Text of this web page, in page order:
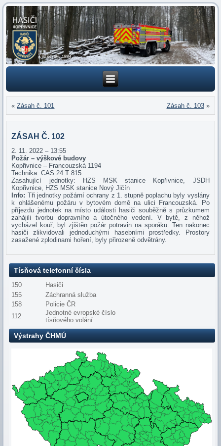
«Zásah č. 101 Zásah č. 103»
ZÁSAH Č. 102
2. 11. 2022 – 13:55
Požár – výškové budovy
Kopřivnice – Francouzská 1194
Technika: CAS 24 T 815
Zasahující jednotky: HZS MSK stanice Kopřivnice, JSDH
Kopřivnice, HZS MSK stanice Nový Jičín
Info: Tři jednotky požární ochrany z 1. stupně poplachu byly vyslány
k ohlášenému požáru v bytovém domě na ulici Francouzská. Po
příjezdu jednotek na místo události hasiči souběžně s průzkumem
zahájili tvorbu dopravního a útočného vedení. V bytě, z něhož
vycházel kouř, byl zjištěn požár potravin na sporáku. Ten nakonec
hasiči zlikvidovali jednoduchými hasebními prostředky. Prostory
zasažené zplodinami hoření, byly přirozeně odvětrány.
Tísňová telefonní čísla
150
Hasiči
155
Záchranná služba
158
Policie ČR
112
Jednotné evropské číslo
tísňového volání
Výstrahy ČHMÚ